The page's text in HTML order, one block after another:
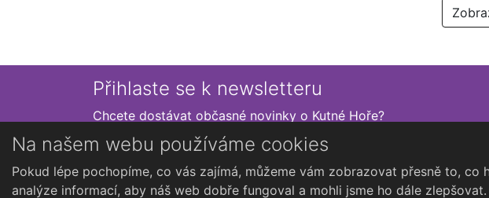
Přihlaste se k newsletteru
Chcete dostávat občasné novinky o Kutné Hoře?
Na našem webu používáme cookies
Pokud lépe pochopíme, co vás zajímá, můžeme vám zobrazovat přesně to, co
analýze informací, aby náš web dobře fungoval a mohli jsme ho dále zlepšovat.